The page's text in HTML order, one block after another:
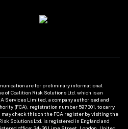
are for preliminary informational
of Coalition Risk Solutions Ltd. which is an
Services Limited, a company authorised and
(FCA), registration number 597301, to carry
check this on the FCA register by visiting the
Solutions Ltd. is registered in England and
office: 34-36 Lime Street, London, United